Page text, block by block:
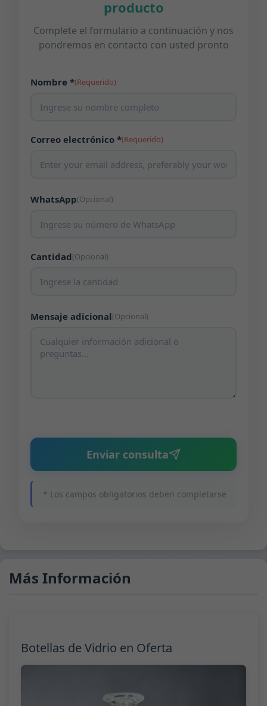
producto
Complete el formulario a continuación y nos
pondremos en contacto con usted pronto
Nombre *(Requerido)
Correo electrónico *(Requerido)
WhatsApp(Opcional)
Cantidad(Opcional)
Mensaje adicional(Opcional)
Enviar consulta
* Los campos obligatorios deben completarse
Más Información
Botellas de Vidrio en Oferta